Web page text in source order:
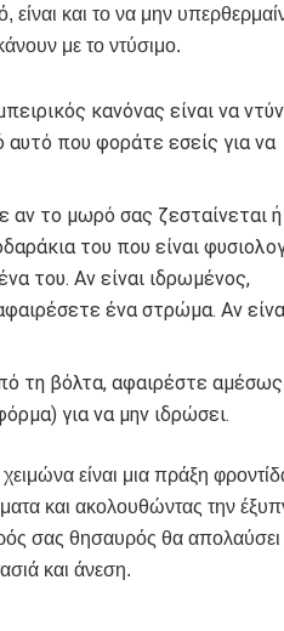
και το να μην
με το ντύσιμο.
κανόνας είναι να
που φοράτε εσείς για να
αν το μωρό σας ζεσταίνεται ή
του που είναι
του. Αν είναι ιδρωμένος,
ένα στρώμα. Αν
τη βόλτα, αφαιρέστε
για να μην ιδρώσει.
είναι μια πράξη
και ακολουθώντας την
σας θησαυρός θα απολαύσει
και άνεση.